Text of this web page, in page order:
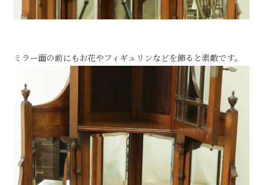
ミラー面の前にもお花やフィギュリンなどを飾ると素敵です。